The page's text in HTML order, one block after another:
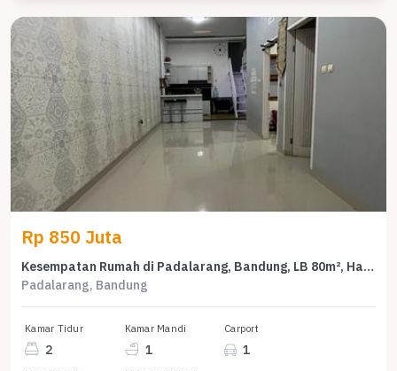
Rp 850 Juta
Kesempatan Rumah di Padalarang, Bandung, LB 80m², Harga 850 Juta
Padalarang, Bandung
Kamar Tidur
2
Kamar Mandi
1
Carport
1